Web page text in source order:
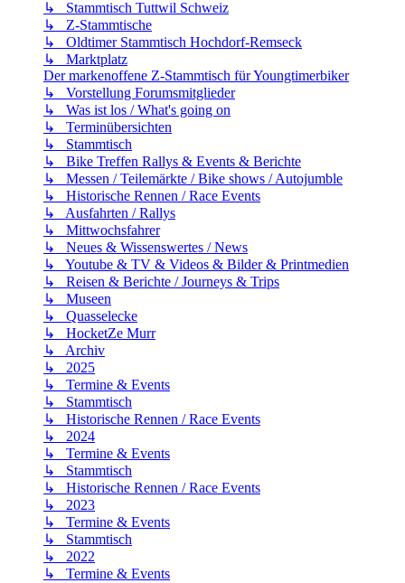
↳ Stammtisch Tuttwil Schweiz
↳ Z-Stammtische
↳ Oldtimer Stammtisch Hochdorf-Remseck
↳ Marktplatz
Der markenoffene Z-Stammtisch für Youngtimerbiker
↳ Vorstellung Forumsmitglieder
↳ Was ist los / What's going on
↳ Terminübersichten
↳ Stammtisch
↳ Bike Treffen Rallys & Events & Berichte
↳ Messen / Teilemärkte / Bike shows / Autojumble
↳ Historische Rennen / Race Events
↳ Ausfahrten / Rallys
↳ Mittwochsfahrer
↳ Neues & Wissenswertes / News
↳ Youtube & TV & Videos & Bilder & Printmedien
↳ Reisen & Berichte / Journeys & Trips
↳ Museen
↳ Quasselecke
↳ HocketZe Murr
↳ Archiv
↳ 2025
↳ Termine & Events
↳ Stammtisch
↳ Historische Rennen / Race Events
↳ 2024
↳ Termine & Events
↳ Stammtisch
↳ Historische Rennen / Race Events
↳ 2023
↳ Termine & Events
↳ Stammtisch
↳ 2022
↳ Termine & Events